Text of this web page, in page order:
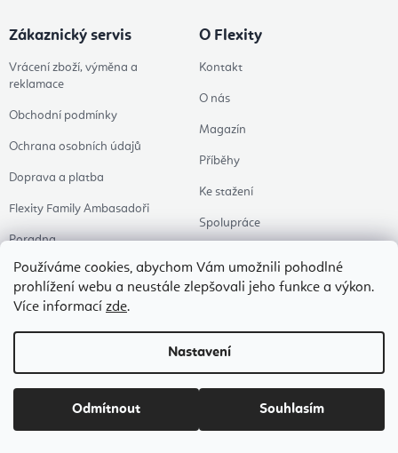
Používáme cookies, abychom Vám umožnili pohodlné
prohlížení webu a neustále zlepšovali jeho funkce a výkon.
Více informací zde.
Nastavení
Odmítnout Souhlasím
Zákaznický servis
Vrácení zboží, výměna a
reklamace
Obchodní podmínky
Ochrana osobních údajů
Doprava a platba
Flexity Family Ambasadoři
Poradna
Pro firmy
Hodnocení obchodu
Zkontrolovat stav objednávky
O Flexity
Kontakt
O nás
Magazín
Příběhy
Ke stažení
Spolupráce
Kategorie Témata Všechna témata